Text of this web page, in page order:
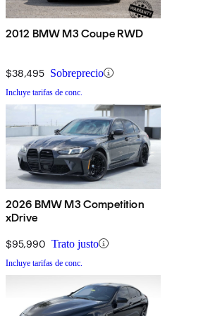
2012 BMW M3 Coupe RWD
$38,495 Sobreprecio
Incluye tarifas de conc.
2026 BMW M3 Competition
xDrive
$95,990 Trato justo
Incluye tarifas de conc.